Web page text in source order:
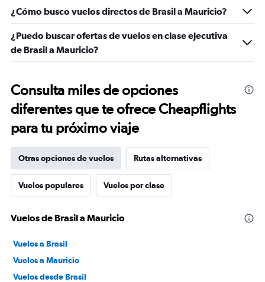
¿Cómo busco vuelos directos de Brasil a Mauricio?
¿Puedo buscar ofertas de vuelos en clase ejecutiva
de Brasil a Mauricio?
Consulta miles de opciones
diferentes que te ofrece Cheapflights
para tu próximo viaje
Otras opciones de vuelos Rutas alternativas
Vuelos populares Vuelos por clase
Vuelos de Brasil a Mauricio
Vuelos a Brasil
Vuelos a Mauricio
Vuelos desde Brasil